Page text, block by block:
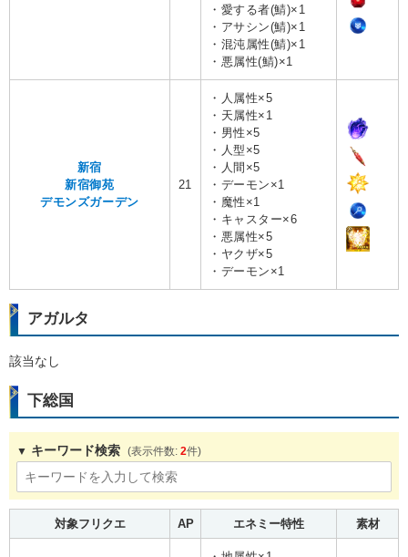
・愛する者(鯖)×1
・アサシン(鯖)×1
・混沌属性(鯖)×1
・悪属性(鯖)×1
新宿
新宿御苑
デモンズガーデン
21
・人属性×5
・天属性×1
・男性×5
・人型×5
・人間×5
・デーモン×1
・魔性×1
・キャスター×6
・悪属性×5
・ヤクザ×5
・デーモン×1
アガルタ
該当なし
下総国
キーワード検索 2
対象フリクエ AP エネミー特性 素材